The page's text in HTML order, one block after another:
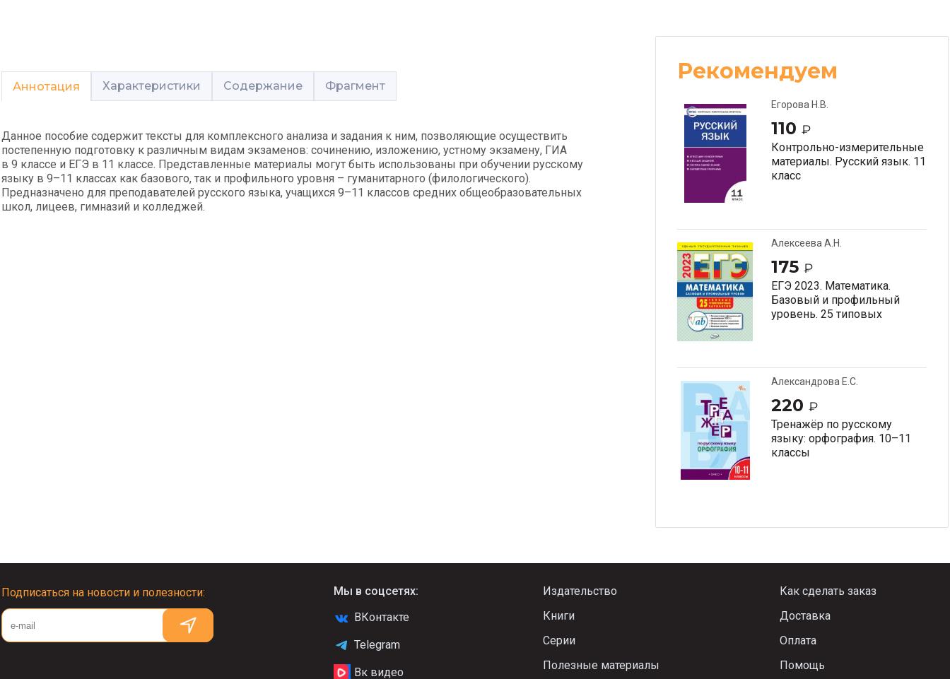
Аннотация Характеристики Содержание Фрагмент
Данное пособие содержит тексты для комплексного анализа и задания к ним, позволяющие осуществить
постепенную подготовку к различным видам экзаменов: сочинению, изложению, устному экзамену, ГИА
в 9 классе и ЕГЭ в 11 классе. Представленные материалы могут быть использованы при обучении русскому
языку в 9–11 классах как базового, так и профильного уровня – гуманитарного (филологического).
Предназначено для преподавателей русского языка, учащихся 9–11 классов средних общеобразовательных
школ, лицеев, гимназий и колледжей.
Рекомендуем
Егорова Н.В.
110 ₽
Контрольно-измерительные
материалы. Русский язык. 11
класс
Алексеева А.Н.
175 ₽
ЕГЭ 2023. Математика.
Базовый и профильный
уровень. 25 типовых
Александрова Е.С.
220 ₽
Тренажёр по русскому
языку: орфография. 10–11
классы
Подписаться на новости и полезности:
Мы в соцсетях:
ВКонтакте
Telegram
Вк видео
Издательство
Книги
Серии
Полезные материалы
Как сделать заказ
Доставка
Оплата
Помощь